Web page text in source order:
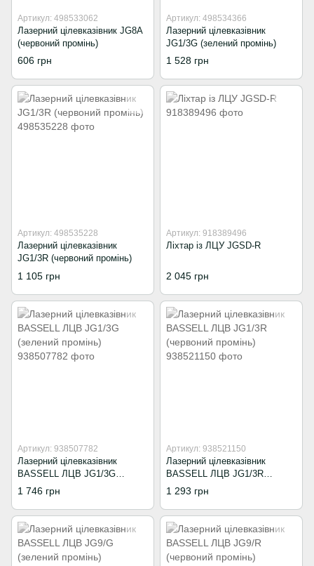
Артикул: 498533062
Лазерний цілевказівник JG8A
(червоний промінь)
606 грн
Артикул: 498534366
Лазерний цілевказівник
JG1/3G (зелений промінь)
1 528 грн
Артикул: 498535228
Лазерний цілевказівник
JG1/3R (червоний промінь)
1 105 грн
Артикул: 918389496
Ліхтар із ЛЦУ JGSD-R
2 045 грн
Артикул: 938507782
Лазерний цілевказівник
BASSELL ЛЦВ JG1/3G
(зелений промінь)
1 746 грн
Артикул: 938521150
Лазерний цілевказівник
BASSELL ЛЦВ JG1/3R
(червоний промінь)
1 293 грн